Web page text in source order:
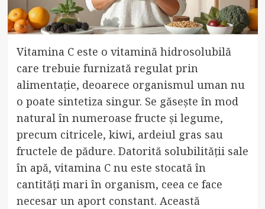
Vitamina C este o vitamină hidrosolubilă
care trebuie furnizată regulat prin
alimentație, deoarece organismul uman nu
o poate sintetiza singur. Se găsește în mod
natural în numeroase fructe și legume,
precum citricele, kiwi, ardeiul gras sau
fructele de pădure. Datorită solubilității sale
în apă, vitamina C nu este stocată în
cantități mari în organism, ceea ce face
necesar un aport constant. Această